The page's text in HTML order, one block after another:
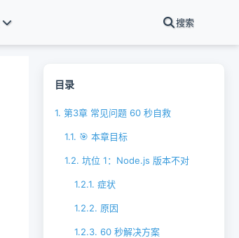
搜索
目录
1. 第3章 常见问题 60 秒自救
1.1. 🎯 本章目标
1.2. 坑位 1：Node.js 版本不对
1.2.1. 症状
1.2.2. 原因
1.2.3. 60 秒解决方案